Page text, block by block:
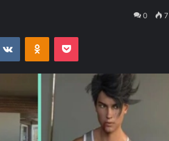
0 7
VKontakteOdnoklassniki
Pocket